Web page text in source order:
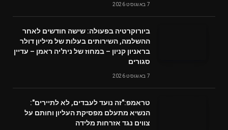
7 באוגוסט 2026
ביורוקרטיה בפעולה: שישה חודשים לאחר
ההשלמה, השירותים בעלות של מיליון דולר
בראניון קניון – במחוז של נית'יה ראמן – עדיין
סגורים
7 באוגוסט 2026
טראמפ:"זה נועד לעבדים, לא לתיירים":
הנשיא מתעלם מפסיקת העליון וחותם על
צווים נגד אזרחות מלידה